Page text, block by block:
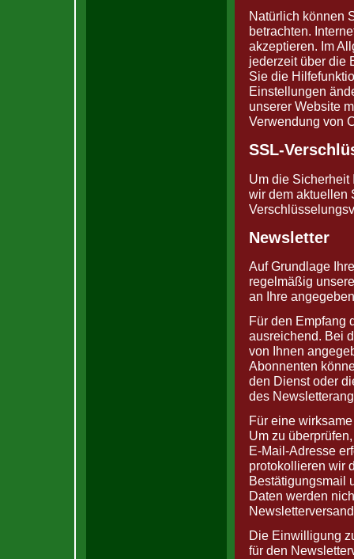
Natürlich können
betrachten.
akzeptieren. Im
jederzeit über die
Sie die
Einstellungen
unserer Website
Verwendung von
SSL-
Um die Sicherheit
wir dem aktuellen
Newsletter
Auf Grundlage
regelmäßig
an Ihre
Für den Empfang
ausreichend. Bei
von Ihnen
Abonnenten
den Dienst oder
des
Für eine
Um zu
E-Mail-Adresse
protokollieren wir
Bestätigungsmail
Daten werden
Die Einwilligung
für den